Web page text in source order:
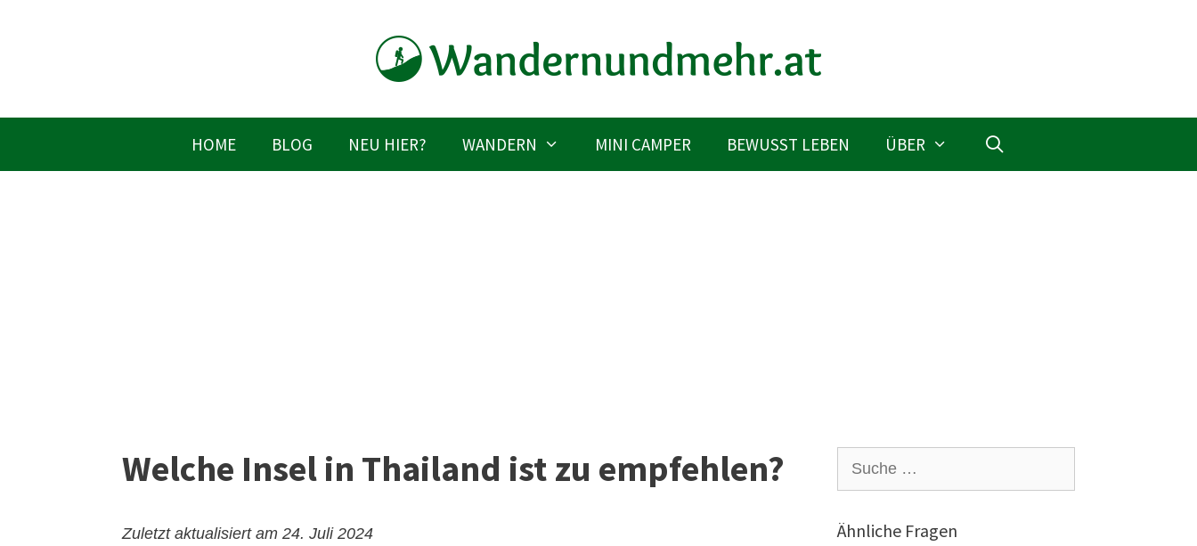
HOME BLOG NEU HIER? WANDERN MINI CAMPER BEWUSST LEBEN ÜBER
Welche Insel in Thailand ist zu empfehlen?
Zuletzt aktualisiert am 24. Juli 2024
nach:
Ähnliche Fragen